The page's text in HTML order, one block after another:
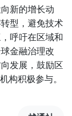
新的增长动
型，避免技术
呼吁在区域和
金融治理改
发展，鼓励区
构积极参与。